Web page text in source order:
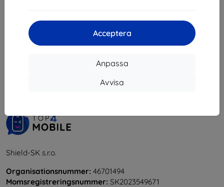
Acceptera
Anpassa
Avvisa
Shield-SK s.r.o.
Organisationsnummer: 46701494
Momsregistreringsnummer: SK2023549671